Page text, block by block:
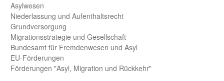
Asyl­wesen
Nieder­lassung und Aufent­halts­recht
Grund­versorgung
Migrations­strategie und Gesell­schaft
Bundes­amt für Fremden­wesen und Asyl
EU-Förde­rungen
Förderungen "Asyl, Migration und Rückkehr"